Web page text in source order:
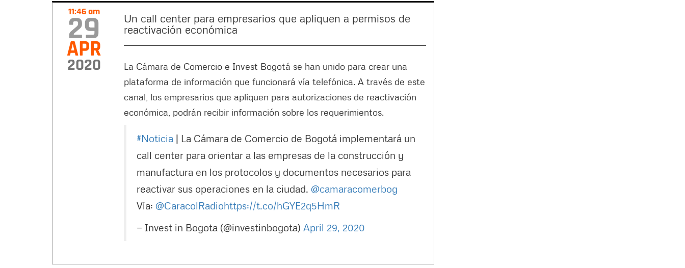
Minuto
minuto
11:46 am
29
APR
2020
Un call center para empresarios que apliquen a permisos de
reactivación económica
La Cámara de Comercio e Invest Bogotá se han unido para crear una
plataforma de información que funcionará vía telefónica. A través de este
canal, los empresarios que apliquen para autorizaciones de reactivación
económica, podrán recibir información sobre los requerimientos.
#Noticia | La Cámara de Comercio de Bogotá implementará un
call center para orientar a las empresas de la construcción y
manufactura en los protocolos y documentos necesarios para
reactivar sus operaciones en la ciudad. @camaracomerbog
Vía: @CaracolRadiohttps://t.co/hGYE2q5HmR
— Invest in Bogota (@investinbogota) April 29, 2020